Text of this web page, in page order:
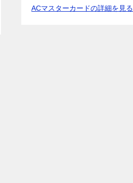
ACマスターカードの詳細を見る